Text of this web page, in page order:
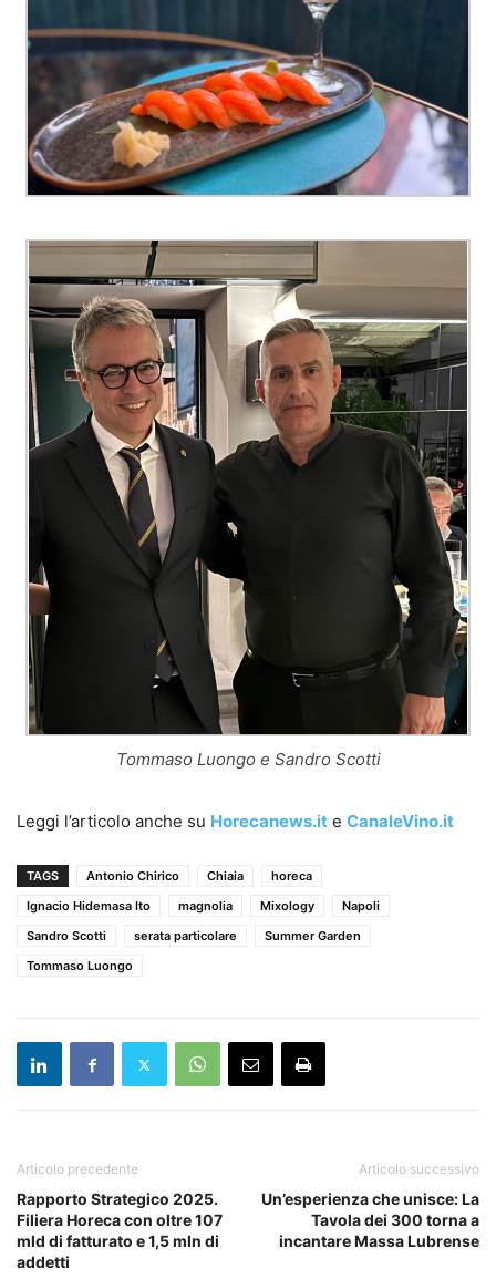
Tommaso Luongo e Sandro Scotti
Leggi l’articolo anche su Horecanews.it e CanaleVino.it
TAGS Antonio Chirico Chiaia
horeca
Ignacio Hidemasa Ito
magnolia Mixology
Napoli
Sandro Scotti
serata particolare
Summer Garden
Tommaso Luongo
Articolo precedente
Rapporto Strategico 2025.
Filiera Horeca con oltre 107
mld di fatturato e 1,5 mln di
addetti
Articolo successivo
Un’esperienza che unisce: La
Tavola dei 300 torna a
incantare Massa Lubrense